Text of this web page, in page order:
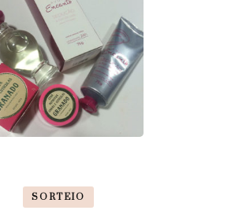
SORTEIO